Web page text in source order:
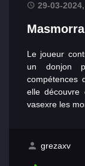
29-03-
Le joueur
un donjon
compétences
elle découvre
vasexre les
grezaxv